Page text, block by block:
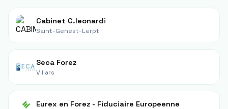
Cabinet C.leonardi
Saint-Genest-Lerpt
Seca Forez
Villars
Eurex en Forez - Fiduciaire Europeenne